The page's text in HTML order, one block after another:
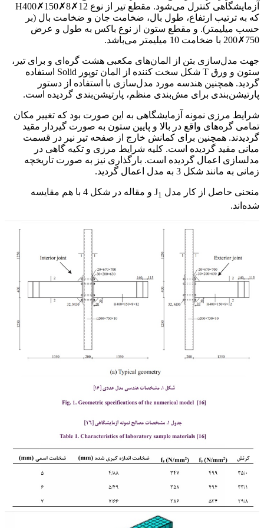
آزمایشگاهی کنترل می‌شود. مقطع تیر از نوع H400✗150✗8✗12
که به ترتیب ارتفاع، طول بال، ضخامت جان و ضخامت بال (بر
حسب میلیمتر). و مقطع ستون از نوع باکس به طول و عرض
750✗200 با ضخامت 10 میلیمتر می‌باشد.
جهت مدل‌سازی بتن از المان‌های مکعبی هشت گره‌ای و برای تیر،
ستون و ورق T شکل سخت کننده از المان توپور Solid استفاده
گردید. همچنین هندسه مورد مدل‌سازی با استفاده از دستور
پارتیشن‌بندی برای مش‌بندی منظم، پارتیشن‌بندی گردیده است.
شرایط مرزی نمونه آزمایشگاهی به این صورت بود که تغییر مکان
تمامی گره‌های واقع در بالا و پایین ستون به صورت گیردار مقید
گردیدند. همچنین برای کمانش خارج از صفحه تیر نیر در قسمت
میانی مقید گردیده است. کلیه شرایط مرزی و تکیه گاهی در
مدلسازی اعمال گردیده است. بارگذاری نیز به صورت تاریخچه
زمانی به مانند شکل 3 به مدل اعمال گردید.
منحنی حاصل از کار مدل J 1
و مقاله در شکل 4 با هم مقایسه
شده‌اند.